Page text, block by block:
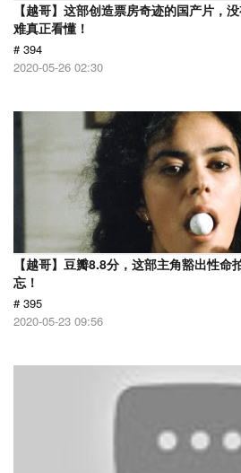
【越哥】这部创造票房奇迹的国产片，
难真正看懂！
# 394
2020-05-26 02:30
【越哥】豆瓣8.8分，这部主角豁出性命
忘！
# 395
2020-05-23 09:56